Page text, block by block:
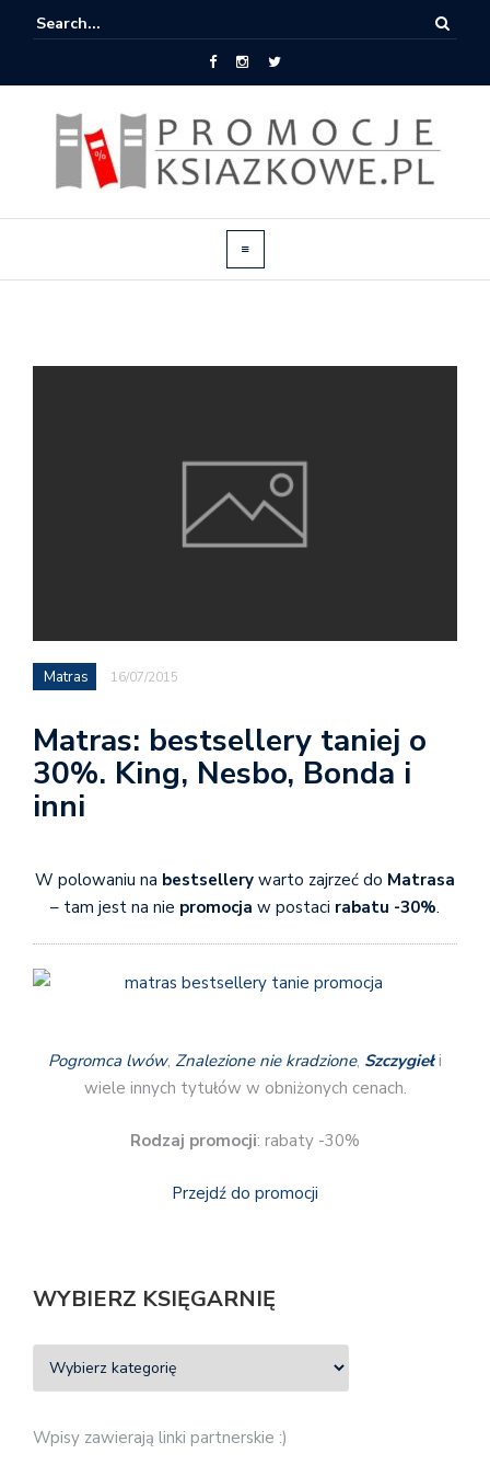
Matras 16/07/2015
Matras: bestsellery taniej o
30%. King, Nesbo, Bonda i
inni
W polowaniu na bestsellery warto zajrzeć do Matrasa
– tam jest na nie promocja w postaci rabatu -30%.
Pogromca lwów, Znalezione nie kradzione, Szczygieł i
wiele innych tytułów w obniżonych cenach.
Rodzaj promocji: rabaty -30%
Przejdź do promocji
WYBIERZ KSIĘGARNIĘ
Wpisy zawierają linki partnerskie :)